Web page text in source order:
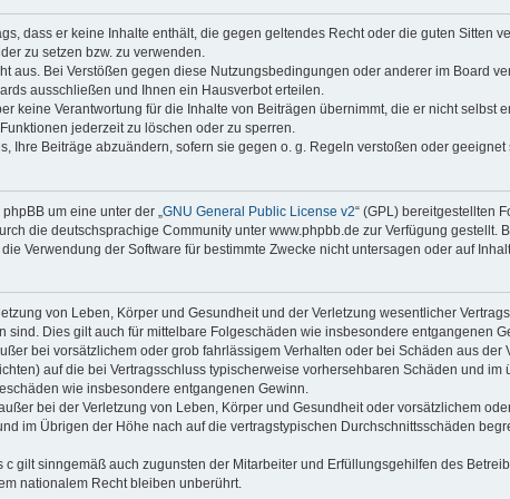
dass er keine Inhalte enthält, die gegen geltendes Recht oder die guten Sitten
zu setzen bzw. zu verwenden.
aus. Bei Verstößen gegen diese Nutzungsbedingungen oder anderer im Board
ausschließen und Ihnen ein Hausverbot erteilen.
keine Verantwortung für die Inhalte von Beiträgen übernimmt, die er nicht selbst
jederzeit zu löschen oder zu sperren.
Ihre Beiträge abzuändern, sofern sie gegen o. g. Regeln verstoßen oder
um eine unter der „ GNU General Public License v2“ (GPL) bereitgestellten
die deutschsprachige Community unter www.phpbb.de zur Verfügung gestellt.
Verwendung der Software für bestimmte Zwecke nicht untersagen oder auf
von Leben, Körper und Gesundheit und der Verletzung wesentlicher
sind. Dies gilt auch für mittelbare Folgeschäden wie insbesondere entgangenen
bei vorsätzlichem oder grob fahrlässigem Verhalten oder bei Schäden aus
auf die bei Vertragsschluss typischerweise vorhersehbaren Schäden und
wie insbesondere entgangenen Gewinn.
bei der Verletzung von Leben, Körper und Gesundheit oder vorsätzlichem
im Übrigen der Höhe nach auf die vertragstypischen Durchschnittsschäden
c gilt sinngemäß auch zugunsten der Mitarbeiter und Erfüllungsgehilfen des
nationalem Recht bleiben unberührt.